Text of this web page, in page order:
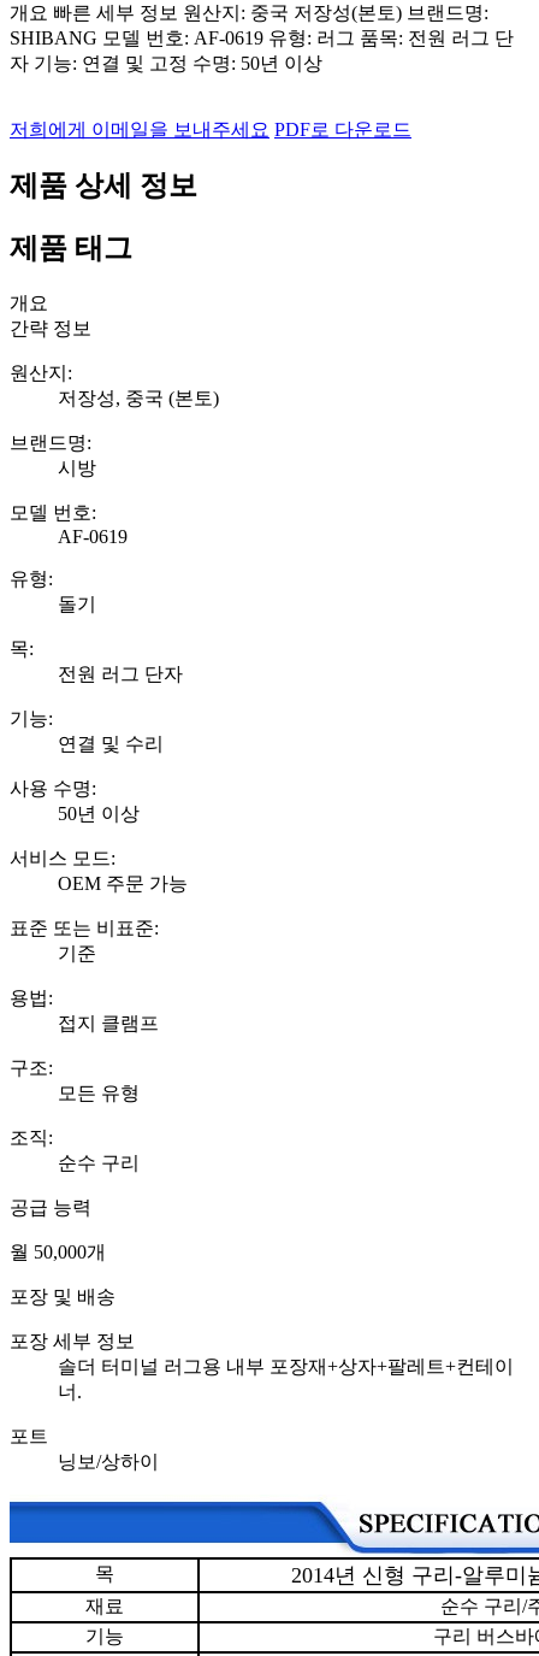
개요 빠른 세부 정보 원산지: 중국 저장성(본토) 브랜드명:
SHIBANG 모델 번호: AF-0619 유형: 러그 품목: 전원 러그 단
자 기능: 연결 및 고정 수명: 50년 이상
저희에게 이메일을 보내주세요 PDF로 다운로드
제품 상세 정보
제품 태그
개요
간략 정보
원산지:
저장성, 중국 (본토)
브랜드명:
시방
모델 번호:
AF-0619
유형:
돌기
목:
전원 러그 단자
기능:
연결 및 수리
사용 수명:
50년 이상
서비스 모드:
OEM 주문 가능
표준 또는 비표준:
기준
용법:
접지 클램프
구조:
모든 유형
조직:
순수 구리
공급 능력
월 50,000개
포장 및 배송
포장 세부 정보
솔더 터미널 러그용 내부 포장재+상자+팔레트+컨테이
너.
포트
닝보/상하이
목 2014년 신형 구리-알루미
재료
순수 구리/
기능
구리 버스